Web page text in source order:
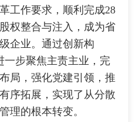
工作要求，顺利完成28
权整合与注入，成为省
企业。通过创新构
一步聚焦主责主业，完
局，强化党建引领，推
序拓展，实现了从分散
理的根本转变。